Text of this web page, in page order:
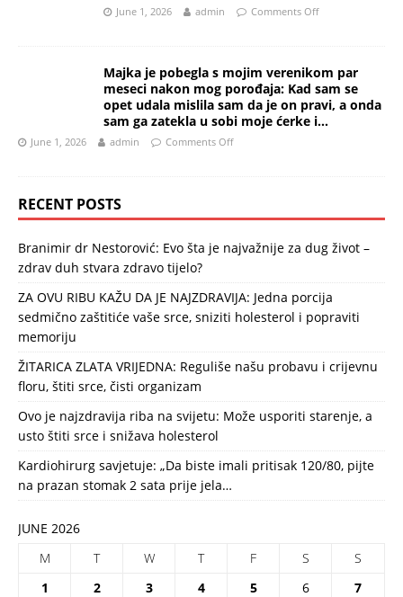
June 1, 2026 admin Comments Off
Majka je pobegla s mojim verenikom par
meseci nakon mog porođaja: Kad sam se
opet udala mislila sam da je on pravi, a onda
sam ga zatekla u sobi moje ćerke i…
June 1, 2026 admin Comments Off
RECENT POSTS
Branimir dr Nestorović: Evo šta je najvažnije za dug život –
zdrav duh stvara zdravo tijelo?
ZA OVU RIBU KAŽU DA JE NAJZDRAVIJA: Jedna porcija
sedmično zaštitiće vaše srce, sniziti holesterol i popraviti
memoriju
ŽITARICA ZLATA VRIJEDNA: Reguliše našu probavu i crijevnu
floru, štiti srce, čisti organizam
Ovo je najzdravija riba na svijetu: Može usporiti starenje, a
usto štiti srce i snižava holesterol
Kardiohirurg savjetuje: „Da biste imali pritisak 120/80, pijte
na prazan stomak 2 sata prije jela…
JUNE 2026
M
T W T F S
S
1
2 3 4 5 6 7